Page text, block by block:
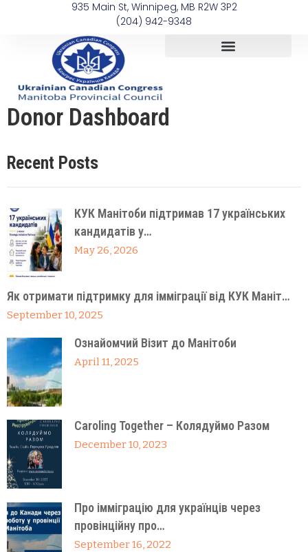
935 Main St, Winnipeg, MB R2W 3P2
(204) 942-9348
Donor Dashboard
Recent Posts
КУК Манітоби підтримав 17 українських
кандидатів у…
May 26, 2026
Як отримати підтримку для імміграції від КУК Маніт…
September 10, 2025
Ознайомчий Візит до Манітоби
April 11, 2025
Caroling Together – Колядуймо Разом
December 10, 2023
Про імміграцію для українців через
провінційну про…
September 16, 2022